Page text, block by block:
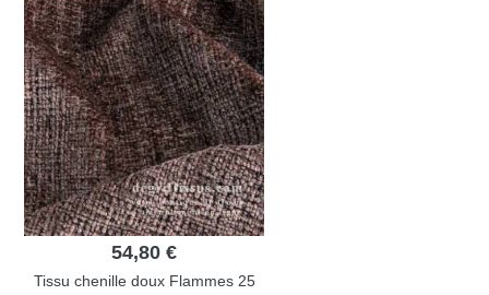
54,80 €
Tissu chenille doux Flammes 25